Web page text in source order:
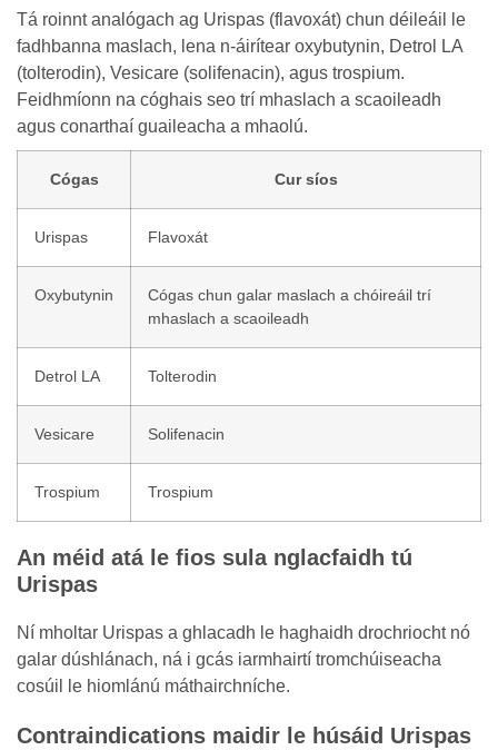
Tá roinnt analógach ag Urispas (flavoxát) chun déileáil le
fadhbanna maslach, lena n-áirítear oxybutynin, Detrol LA
(tolterodin), Vesicare (solifenacin), agus trospium.
Feidhmíonn na cóghais seo trí mhaslach a scaoileadh
agus conarthaí guaileacha a mhaolú.
Cógas Cur síos
Urispas Flavoxát
Oxybutynin
Cógas chun galar maslach a chóireáil trí
mhaslach a scaoileadh
Detrol LA Tolterodin
Vesicare Solifenacin
Trospium Trospium
An méid atá le fios sula nglacfaidh tú
Urispas
Ní mholtar Urispas a ghlacadh le haghaidh drochriocht nó
galar dúshlánach, ná i gcás iarmhairtí tromchúiseacha
cosúil le hiomlánú máthairchníche.
Contraindications maidir le húsáid Urispas